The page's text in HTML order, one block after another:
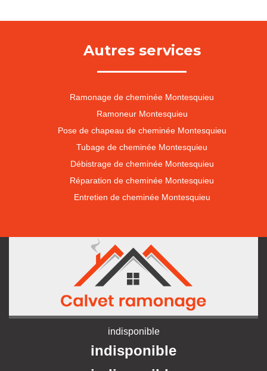
Autres services
Ramonage de cheminée Montesquieu
Ramoneur Montesquieu
Pose de chapeau de cheminée Montesquieu
Tubage de cheminée Montesquieu
Débistrage de cheminée Montesquieu
Réparation de cheminée Montesquieu
Entretien de cheminée Montesquieu
indisponible
indisponible